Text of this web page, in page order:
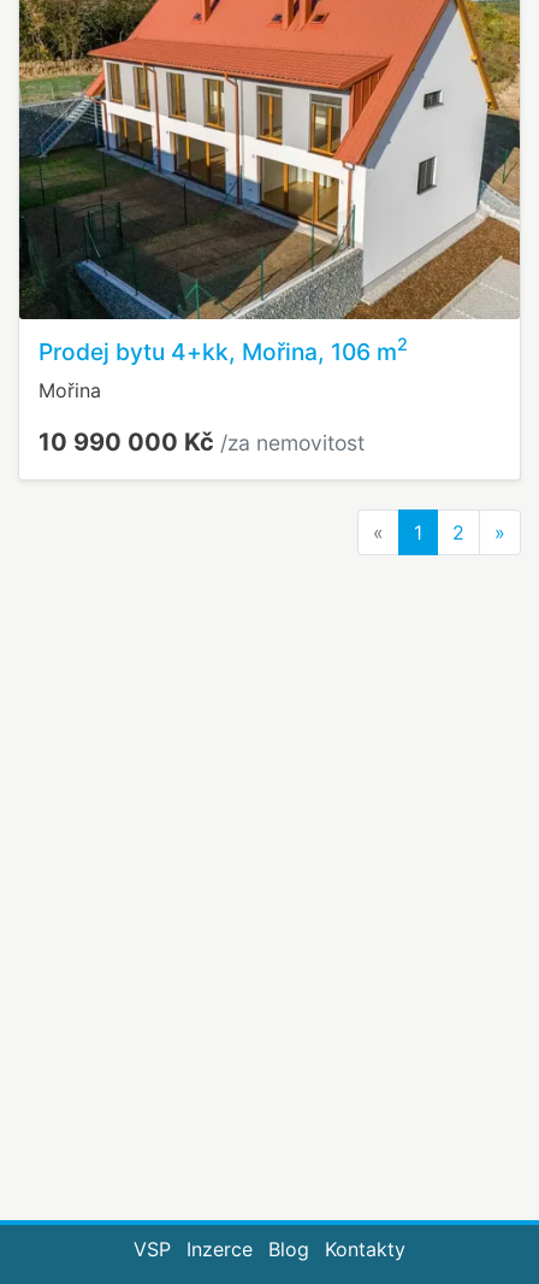
Prodej bytu 4+kk, Mořina, 106 m2
Mořina
10 990 000 Kč /za nemovitost
« Previous
1 2 »
VSP Inzerce Blog Kontakty